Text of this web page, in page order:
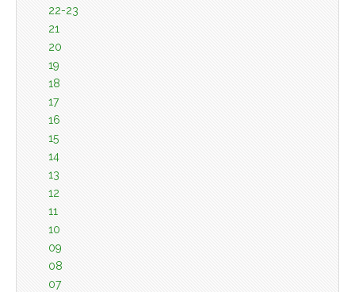
22-23
21
20
19
18
17
16
15
14
13
12
11
10
09
08
07